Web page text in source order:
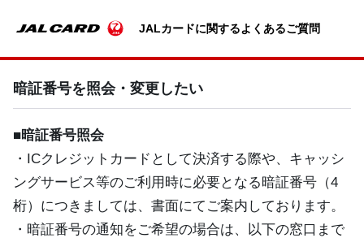
暗証番号を照会・変更したい
■暗証番号照会
・ICクレジットカードとして決済する際や、キャッシ
ングサービス等のご利用時に必要となる暗証番号（4
桁）につきましては、書面にてご案内しております。
・暗証番号の通知をご希望の場合は、以下の窓口まで